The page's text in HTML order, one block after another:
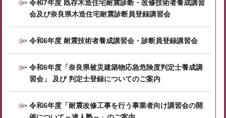
令和7年度 既存木造住宅耐震診断・改修技術者養成講習
会及び奈良県木造住宅耐震診断員登録講習会
令和6年度 耐震技術者養成講習会・診断員登録講習会
令和6年度「奈良県被災建築物応急危険度判定士養成講
習会」 及び 判定士登録についてのご案内
令和6年度「耐震改修工事を行う事業者向け講習会の開